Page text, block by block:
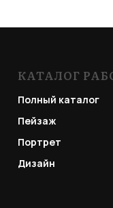
КАТАЛОГ
Полный каталог
Пейзаж
Портрет
Дизайн